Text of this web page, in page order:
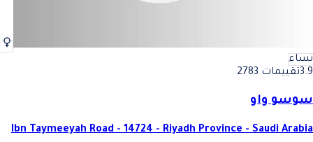
نساء
3.9تقييمات 2783
سوسو واو
Ibn Taymeeyah Road - 14724 - Riyadh Province - Saudi Arabia